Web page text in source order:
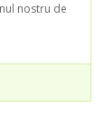
nostru de